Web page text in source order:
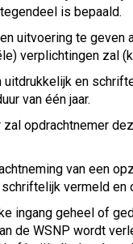
is bepaald.
uitvoering te
verplichtingen zal
en
van één jaar.
opdrachtnemer
van een
vermeld en
ingang geheel of
de WSNP wordt